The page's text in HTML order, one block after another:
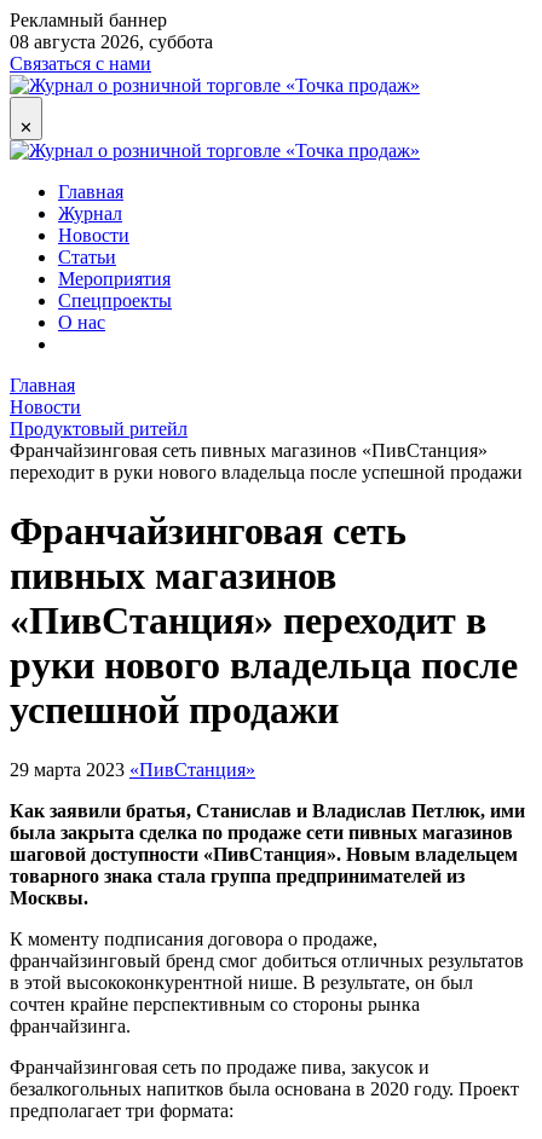
Рекламный баннер
08 августа 2026, суббота
Связаться с нами
✕
Главная
Журнал
Новости
Статьи
Мероприятия
Спецпроекты
О нас
Главная
Новости
Продуктовый ритейл
Франчайзинговая сеть пивных магазинов «ПивСтанция»
переходит в руки нового владельца после успешной продажи
Франчайзинговая сеть
пивных магазинов
«ПивСтанция» переходит в
руки нового владельца после
успешной продажи
29 марта 2023 «ПивСтанция»
Как заявили братья, Станислав и Владислав Петлюк, ими
была закрыта сделка по продаже сети пивных магазинов
шаговой доступности «ПивСтанция». Новым владельцем
товарного знака стала группа предпринимателей из
Москвы.
К моменту подписания договора о продаже,
франчайзинговый бренд смог добиться отличных результатов
в этой высококонкурентной нише. В результате, он был
сочтен крайне перспективным со стороны рынка
франчайзинга.
Франчайзинговая сеть по продаже пива, закусок и
безалкогольных напитков была основана в 2020 году. Проект
предполагает три формата: